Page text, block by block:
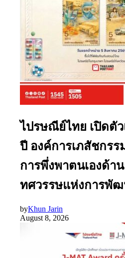
ไปรษณีย์ไทย เปิดตั
ปี องค์การเภสัชกร
การพึ่งพาตนเองด้า
ทศวรรษแห่งการพั
byKhun Jarin
August 8, 2026